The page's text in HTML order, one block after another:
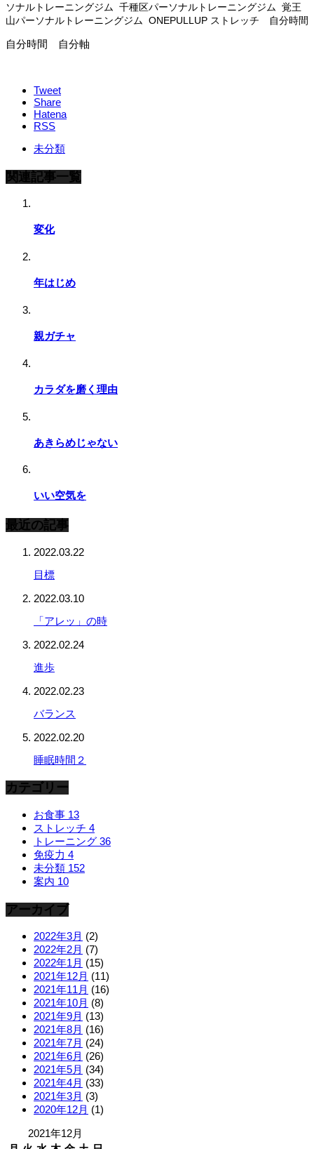
ソナルトレーニングジム 千種区パーソナルトレーニングジム 覚王
山パーソナルトレーニングジム ONEPULLUP ストレッチ 自分時間
自分時間 自分軸
Tweet
Share
Hatena
RSS
未分類
関連記事一覧
変化
年はじめ
親ガチャ
カラダを磨く理由
あきらめじゃない
いい空気を
最近の記事
2022.03.22
目標
2022.03.10
「アレッ」の時
2022.02.24
進歩
2022.02.23
バランス
2022.02.20
睡眠時間２
カテゴリー
お食事 13
ストレッチ 4
トレーニング 36
免疫力 4
未分類 152
案内 10
アーカイブ
2022年3月 (2)
2022年2月 (7)
2022年1月 (15)
2021年12月 (11)
2021年11月 (16)
2021年10月 (8)
2021年9月 (13)
2021年8月 (16)
2021年7月 (24)
2021年6月 (26)
2021年5月 (34)
2021年4月 (33)
2021年3月 (3)
2020年12月 (1)
2021年12月